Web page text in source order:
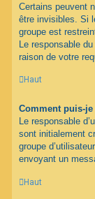
Certains peuvent
être invisibles. Si
groupe est
Le responsable
raison de votre
Haut
Comment puis-
Le responsable
sont initialement
groupe
envoyant un
Haut